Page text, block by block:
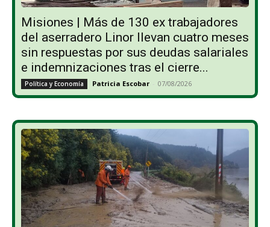
Misiones | Más de 130 ex trabajadores
del aserradero Linor llevan cuatro meses
sin respuestas por sus deudas salariales
e indemnizaciones tras el cierre...
Política y Economía Patricia Escobar - 07/08/2026